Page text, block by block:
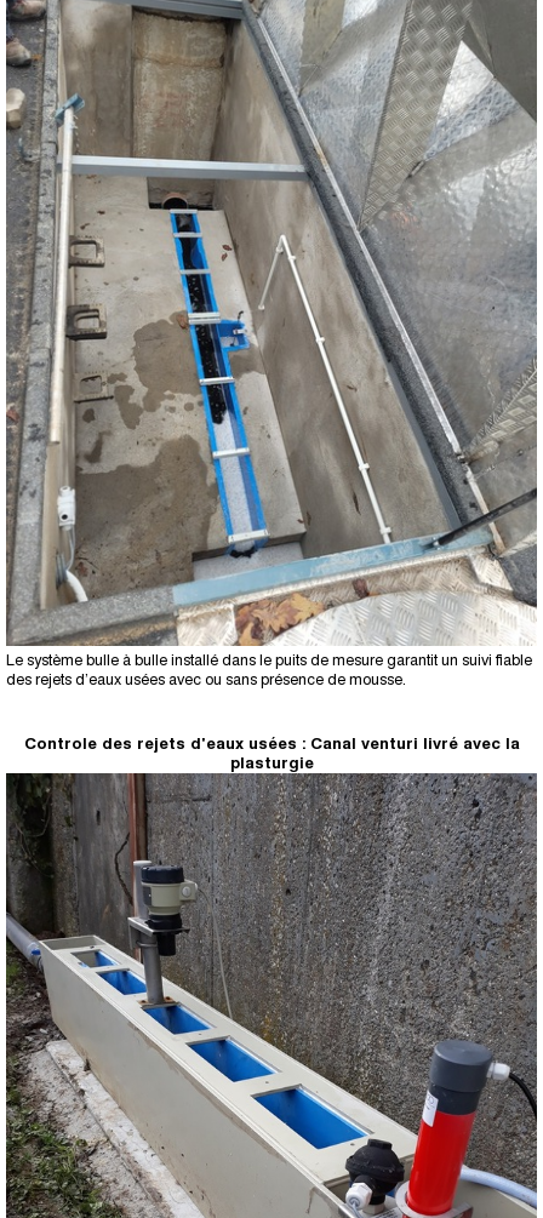
Le système bulle à bulle installé dans le puits de mesure garantit un suivi fiable
des rejets d’eaux usées avec ou sans présence de mousse.
Controle des rejets d'eaux usées : Canal venturi livré avec la
plasturgie